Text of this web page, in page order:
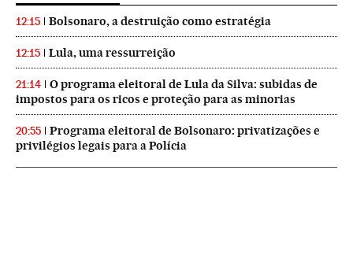
12:15 Bolsonaro, a destruição como estratégia
12:15 Lula, uma ressurreição
21:14
O programa eleitoral de Lula da Silva: subidas de
impostos para os ricos e proteção para as minorias
20:55
Programa eleitoral de Bolsonaro: privatizações e
privilégios legais para a Polícia